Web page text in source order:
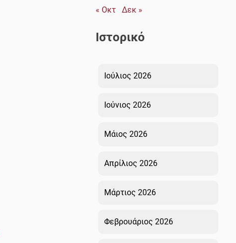
« Οκτ
Δεκ »
Ιστορικό
Ιούλιος 2026
Ιούνιος 2026
Μάιος 2026
Απρίλιος 2026
Μάρτιος 2026
Φεβρουάριος 2026